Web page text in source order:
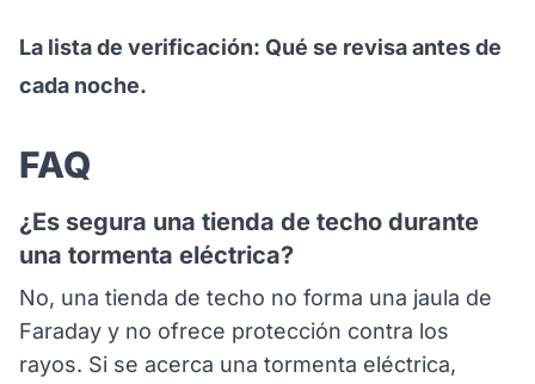
La lista de verificación: Qué se revisa antes de
cada noche.
FAQ
¿Es segura una tienda de techo durante
una tormenta eléctrica?
No, una tienda de techo no forma una jaula de
Faraday y no ofrece protección contra los
rayos. Si se acerca una tormenta eléctrica,